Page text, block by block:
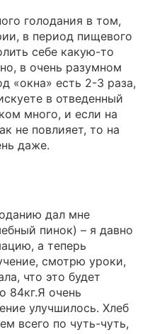
голодания в том,
в период пищевого
себе какую-то
в очень разумном
«окна» есть 2-3 раза,
в отведенный
много, и если на
не повлияет, то на
даже.
дал мне
пинок) – я давно
а теперь
смотрю уроки,
что это будет
84кг.Я очень
улучшилось. Хлеб
всего по чуть-чуть,